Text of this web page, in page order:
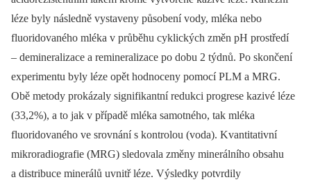
léze byly následně vystaveny působení vody, mléka nebo
fluoridovaného mléka v průběhu cyklických změn pH prostředí
–⁠ demineralizace a remineralizace po dobu 2 týdnů. Po skončení
experimentu byly léze opět hodnoceny pomocí PLM a MRG.
Obě metody prokázaly signifikantní redukci progrese kazivé léze
(33,2%), a to jak v případě mléka samotného, tak mléka
fluoridovaného ve srovnání s kontrolou (voda). Kvantitativní
mikroradiografie (MRG) sledovala změny minerálního obsahu
a distribuce minerálů uvnitř léze. Výsledky potvrdily